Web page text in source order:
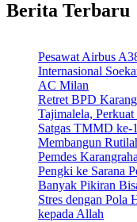
Berita Terbaru
Pesawat Airbus
Internasional
AC Milan
Retret BPD
Tajimalela,
Satgas TMMD ke-
Membangun
Pemdes
Pengki ke Sarana
Banyak Pikiran
Stres dengan Pola
kepada Allah